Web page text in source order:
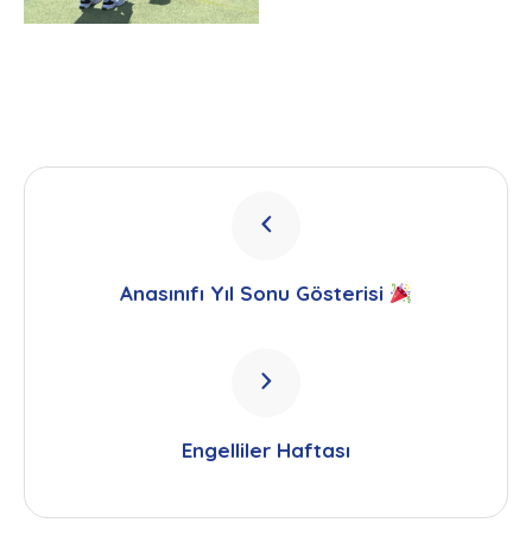
Anasınıfı Yıl Sonu Gösterisi
Engelliler Haftası